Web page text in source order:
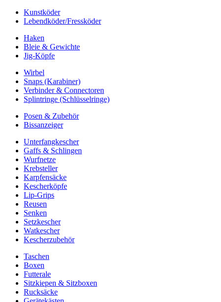
Kunstköder
Lebendköder/Fressköder
Haken
Bleie & Gewichte
Jig-Köpfe
Wirbel
Snaps (Karabiner)
Verbinder & Connectoren
Splintringe (Schlüsselringe)
Posen & Zubehör
Bissanzeiger
Unterfangkescher
Gaffs & Schlingen
Wurfnetze
Krebsteller
Karpfensäcke
Kescherköpfe
Lip-Grips
Reusen
Senken
Setzkescher
Watkescher
Kescherzubehör
Taschen
Boxen
Futterale
Sitzkiepen & Sitzboxen
Rucksäcke